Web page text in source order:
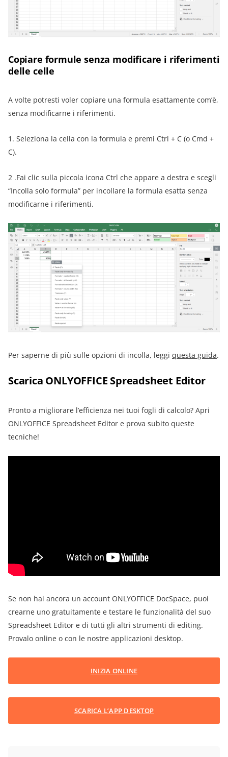
Copiare formule senza modificare i riferimenti
delle celle
A volte potresti voler copiare una formula esattamente com’è,
senza modificarne i riferimenti.
1. Seleziona la cella con la formula e premi Ctrl + C (o Cmd +
C).
2 .Fai clic sulla piccola icona Ctrl che appare a destra e scegli
“Incolla solo formula” per incollare la formula esatta senza
modificarne i riferimenti.
Per saperne di più sulle opzioni di incolla, leggi questa guida.
Scarica ONLYOFFICE Spreadsheet Editor
Pronto a migliorare l’efficienza nei tuoi fogli di calcolo? Apri
ONLYOFFICE Spreadsheet Editor e prova subito queste
tecniche!
Se non hai ancora un account ONLYOFFICE DocSpace, puoi
crearne uno gratuitamente e testare le funzionalità del suo
Spreadsheet Editor e di tutti gli altri strumenti di editing.
Provalo online o con le nostre applicazioni desktop.
INIZIA ONLINE
SCARICA L’APP DESKTOP